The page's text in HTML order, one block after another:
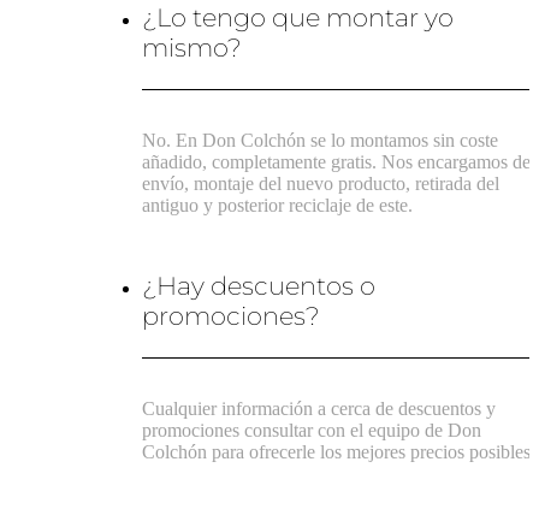
¿Lo tengo que montar yo
mismo?
No. En Don Colchón se lo montamos sin coste
añadido, completamente gratis. Nos encargamos del
envío, montaje del nuevo producto, retirada del
antiguo y posterior reciclaje de este.
¿Hay descuentos o
promociones?
Cualquier información a cerca de descuentos y
promociones consultar con el equipo de Don
Colchón para ofrecerle los mejores precios posibles.